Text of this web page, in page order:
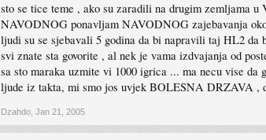
sto se tice teme , ako su zaradili na drugim zemljama
NAVODNOG ponavljam NAVODNOG zajebavanja
ljudi su se sjebavali 5 godina da bi napravili taj HL2
svi znate sta govorite , al nek je vama izdvajanja od
sa sto maraka uzmite vi 1000 igrica ... ma necu vise
ljude iz takta, mi smo jos uvjek BOLESNA DRZAVA ,
Dzahdo Jan 21, 2005